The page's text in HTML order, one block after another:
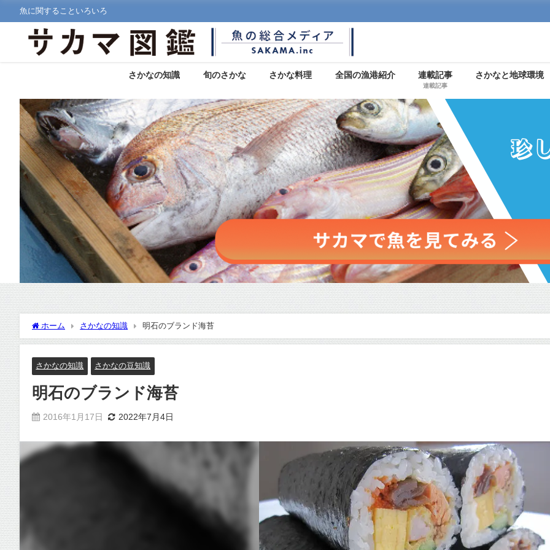
魚に関することいろいろ
さかなの知識 旬のさかな さかな料理 全国の漁港紹介 連載記事
連載記事
さかなと地球環境
ホーム さかなの知識 明石のブランド海苔
さかなの知識 さかなの豆知識
明石のブランド海苔
2016年1月17日 2022年7月4日